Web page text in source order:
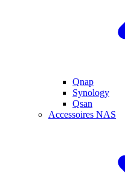
Qnap
Synology
Qsan
Accessoires NAS